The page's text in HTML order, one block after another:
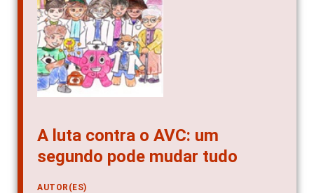
A luta contra o AVC: um
segundo pode mudar tudo
AUTOR(ES)